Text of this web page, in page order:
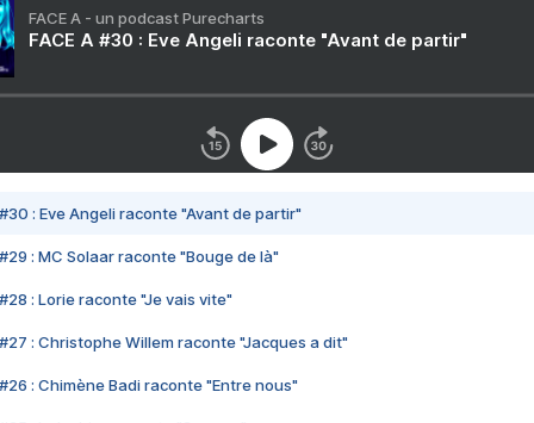
FACE A - un podcast Purecharts
FACE A #30 : Eve Angeli raconte "Avant de partir"
#30 : Eve Angeli raconte "Avant de partir"
#29 : MC Solaar raconte "Bouge de là"
#28 : Lorie raconte "Je vais vite"
#27 : Christophe Willem raconte "Jacques a dit"
#26 : Chimène Badi raconte "Entre nous"